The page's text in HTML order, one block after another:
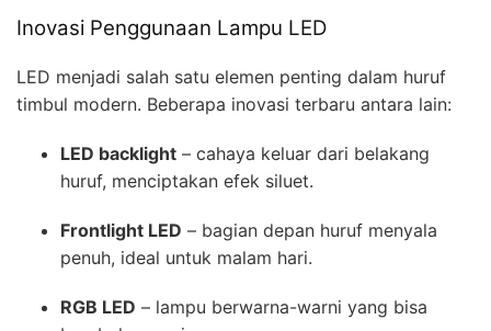
Inovasi Penggunaan Lampu LED
LED menjadi salah satu elemen penting dalam huruf
timbul modern. Beberapa inovasi terbaru antara lain:
LED backlight – cahaya keluar dari belakang
huruf, menciptakan efek siluet.
Frontlight LED – bagian depan huruf menyala
penuh, ideal untuk malam hari.
RGB LED – lampu berwarna-warni yang bisa